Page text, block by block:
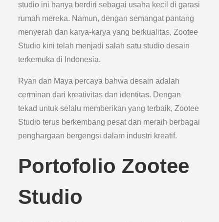
studio ini hanya berdiri sebagai usaha kecil di garasi
rumah mereka. Namun, dengan semangat pantang
menyerah dan karya-karya yang berkualitas, Zootee
Studio kini telah menjadi salah satu studio desain
terkemuka di Indonesia.
Ryan dan Maya percaya bahwa desain adalah
cerminan dari kreativitas dan identitas. Dengan
tekad untuk selalu memberikan yang terbaik, Zootee
Studio terus berkembang pesat dan meraih berbagai
penghargaan bergengsi dalam industri kreatif.
Portofolio Zootee
Studio